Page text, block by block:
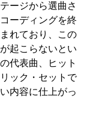
ージから選曲さ
ーディングを終
れており、この
起こらないとい
代表曲、ヒット
ック・セットで
内容に仕上がっ